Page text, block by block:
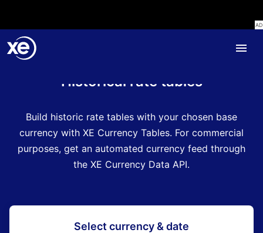
Historical rate tables
Build historic rate tables with your chosen base
currency with XE Currency Tables. For commercial
purposes, get an automated currency feed through
the XE Currency Data API.
Select currency & date